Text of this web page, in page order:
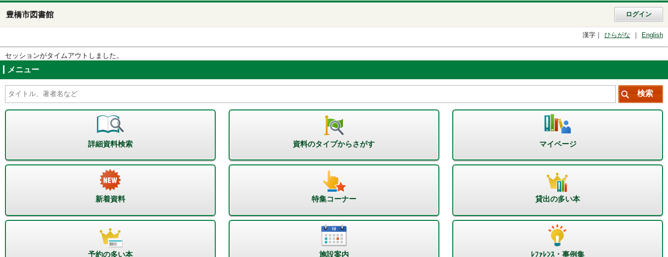
豊橋市図書館 ログイン
漢字 ひらがな English
セッションがタイムアウトしました。
メニュー
詳細資料検索 資料のタイプからさがす マイページ
新着資料 特集コーナー 貸出の多い本
予約の多い本 施設案内 ﾚﾌｧﾚﾝｽ・事例集